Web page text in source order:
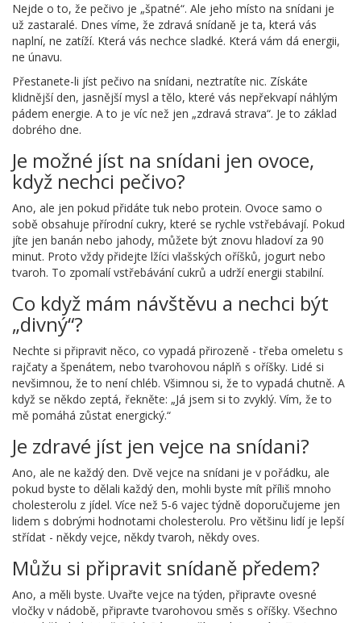
Nejde o to, že pečivo je „špatné“. Ale jeho místo na snídani je
už zastaralé. Dnes víme, že zdravá snídaně je ta, která vás
naplní, ne zatíží. Která vás nechce sladké. Která vám dá energii,
ne únavu.
Přestanete-li jíst pečivo na snídani, neztratíte nic. Získáte
klidnější den, jasnější mysl a tělo, které vás nepřekvapí náhlým
pádem energie. A to je víc než jen „zdravá strava“. Je to základ
dobrého dne.
Je možné jíst na snídani jen ovoce,
když nechci pečivo?
Ano, ale jen pokud přidáte tuk nebo protein. Ovoce samo o
sobě obsahuje přírodní cukry, které se rychle vstřebávají. Pokud
jíte jen banán nebo jahody, můžete být znovu hladoví za 90
minut. Proto vždy přidejte lžíci vlašských oříšků, jogurt nebo
tvaroh. To zpomalí vstřebávání cukrů a udrží energii stabilní.
Co když mám návštěvu a nechci být
„divný“?
Nechte si připravit něco, co vypadá přirozeně - třeba omeletu s
rajčaty a špenátem, nebo tvarohovou náplň s oříšky. Lidé si
nevšimnou, že to není chléb. Všimnou si, že to vypadá chutně. A
když se někdo zeptá, řekněte: „Já jsem si to zvyklý. Vím, že to
mě pomáhá zůstat energický.“
Je zdravé jíst jen vejce na snídani?
Ano, ale ne každý den. Dvě vejce na snídani je v pořádku, ale
pokud byste to dělali každý den, mohli byste mít příliš mnoho
cholesterolu z jídel. Více než 5-6 vajec týdně doporučujeme jen
lidem s dobrými hodnotami cholesterolu. Pro většinu lidí je lepší
střídat - někdy vejce, někdy tvaroh, někdy oves.
Můžu si připravit snídaně předem?
Ano, a měli byste. Uvařte vejce na týden, připravte ovesné
vločky v nádobě, připravte tvarohovou směs s oříšky. Všechno